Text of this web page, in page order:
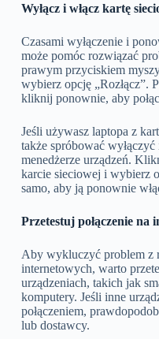
Wyłącz i włącz kartę
Czasami wyłączenie i
może pomóc rozwiązać
prawym przyciskiem
wybierz opcję „Rozłącz”.
kliknij ponownie, aby
Jeśli używasz laptopa z
także spróbować
menedżerze urządzeń.
karcie sieciowej i wybierz
samo, aby ją ponownie
Przetestuj połączenie na
Aby wykluczyć problem z
internetowych, warto
urządzeniach, takich jak
komputery. Jeśli inne
połączeniem,
lub dostawcy.